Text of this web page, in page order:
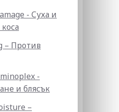
- Суха и
– Против
-
и блясък
–